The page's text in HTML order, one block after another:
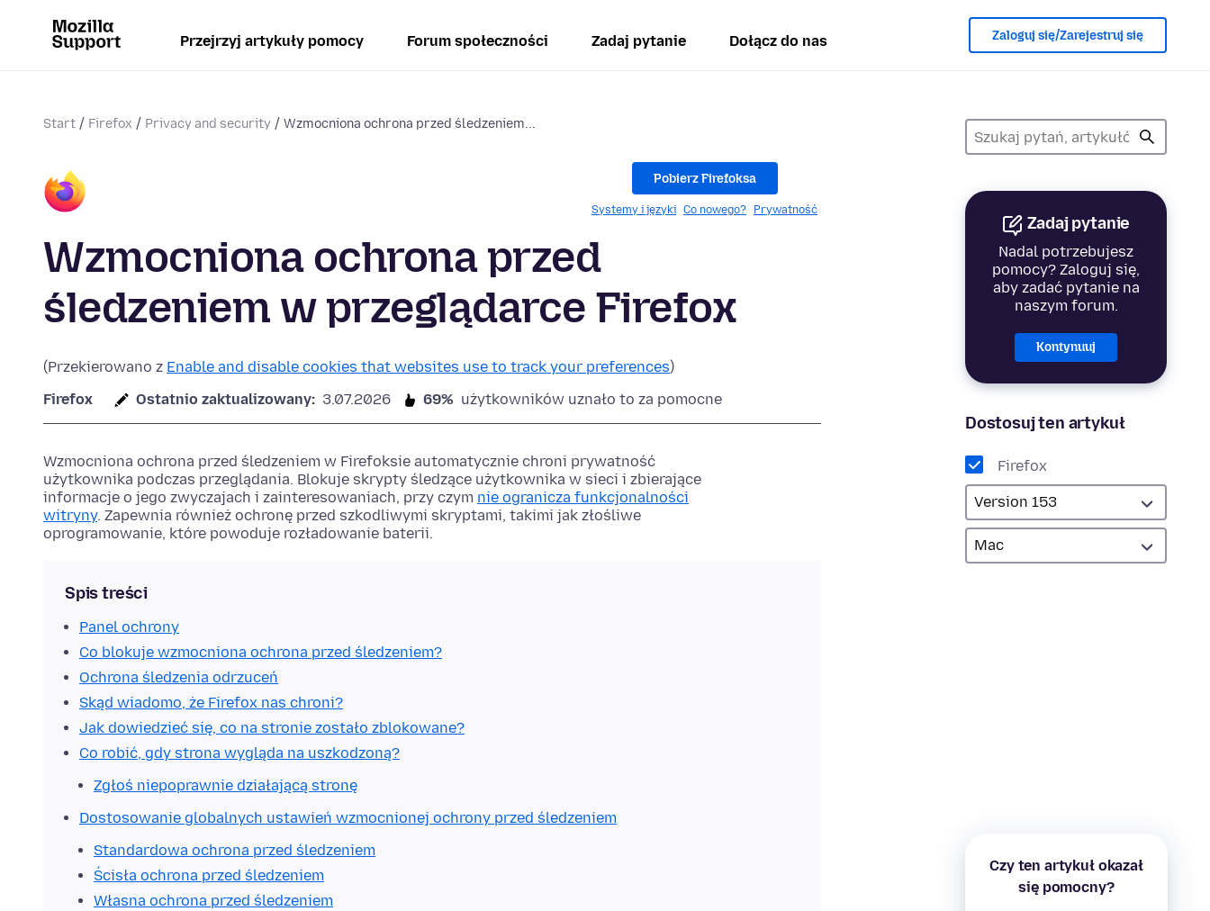
Przejrzyj artykuły pomocy Forum społeczności Zadaj pytanie Dołącz do nas Zaloguj się/Zarejestruj się
Start Firefox Privacy and security Wzmocniona ochrona przed śledzeniem...
Zadaj pytanie
Nadal potrzebujesz
pomocy? Zaloguj się,
aby zadać pytanie na
naszym forum.
Kontynuuj
Dostosuj ten artykuł
Firefox
Czy ten artykuł okazał
się pomocny?
Pobierz Firefoksa
Systemy i języki Co nowego? Prywatność
Wzmocniona ochrona przed
śledzeniem w przeglądarce Firefox
(Przekierowano z Enable and disable cookies that websites use to track your preferences)
Firefox
Ostatnio zaktualizowany: 3.07.2026 69% użytkowników uznało to za pomocne
Wzmocniona ochrona przed śledzeniem w Firefoksie automatycznie chroni prywatność
użytkownika podczas przeglądania. Blokuje skrypty śledzące użytkownika w sieci i zbierające
informacje o jego zwyczajach i zainteresowaniach, przy czym nie ogranicza funkcjonalności
witryny. Zapewnia również ochronę przed szkodliwymi skryptami, takimi jak złośliwe
oprogramowanie, które powoduje rozładowanie baterii.
Spis treści
Panel ochrony
Co blokuje wzmocniona ochrona przed śledzeniem?
Ochrona śledzenia odrzuceń
Skąd wiadomo, że Firefox nas chroni?
Jak dowiedzieć się, co na stronie zostało zblokowane?
Co robić, gdy strona wygląda na uszkodzoną?
Zgłoś niepoprawnie działającą stronę
Dostosowanie globalnych ustawień wzmocnionej ochrony przed śledzeniem
Standardowa ochrona przed śledzeniem
Ścisła ochrona przed śledzeniem
Własna ochrona przed śledzeniem